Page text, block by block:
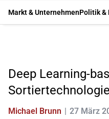
Markt & UnternehmenPolitik &
Deep Learning-
Michael Brunn 27 März